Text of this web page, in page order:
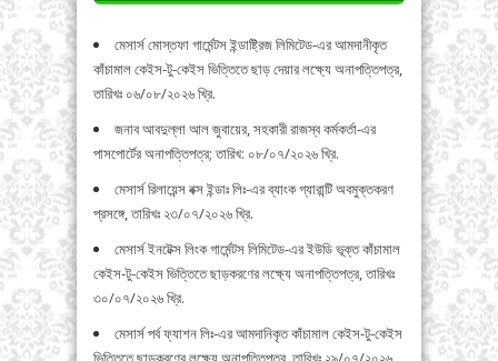
মেসার্স মোস্তফা গার্মেন্টস ইন্ডাষ্ট্রিজ লিমিটেড-এর আমদানীকৃত
কাঁচামাল কেইস-টু-কেইস ভিত্তিতে ছাড় দেয়ার লক্ষ্যে অনাপত্তিপত্র,
তারিখঃ ০৬/০৮/২০২৬ খ্রি.
জনাব আবদুল্লা আল জুবায়ের, সহকারী রাজস্ব কর্মকর্তা-এর
পাসপোর্টের অনাপত্তিপত্র; তারিখ: ০৮/০৭/২০২৬ খ্রি.
মেসার্স রিলায়েন্স বক্স ইন্ডাঃ লিঃ-এর ব্যাংক গ্যারান্টি অবমুক্তকরণ
প্রসঙ্গে, তারিখঃ ২৩/০৭/২০২৬ খ্রি.
মেসার্স ইনটেক্স লিংক গার্মেন্টস লিমিটেড-এর ইউডি ভূক্ত কাঁচামাল
কেইস-টু-কেইস ভিত্তিতে ছাড়করণের লক্ষ্যে অনাপত্তিপত্র, তারিখঃ
৩০/০৭/২০২৬ খ্রি.
মেসার্স পর্ব ফ্যাশন লিঃ-এর আমদানিকৃত কাঁচামাল কেইস-টু-কেইস